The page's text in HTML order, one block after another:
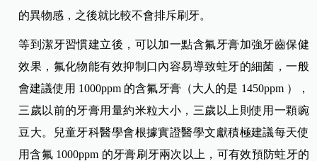
的異物感，之後就比較不會排斥刷牙。
等到潔牙習慣建立後，可以加一點含氟牙膏加強牙齒保健
效果，氟化物能有效抑制口內容易導致蛀牙的細菌，一般
會建議使用 1000ppm 的含氟牙膏（大人的是 1450ppm ），
三歲以前的牙膏用量約米粒大小，三歲以上則使用一顆豌
豆大。兒童牙科醫學會根據實證醫學文獻積極建議每天使
用含氟 1000ppm 的牙膏刷牙兩次以上，可有效預防蛀牙的